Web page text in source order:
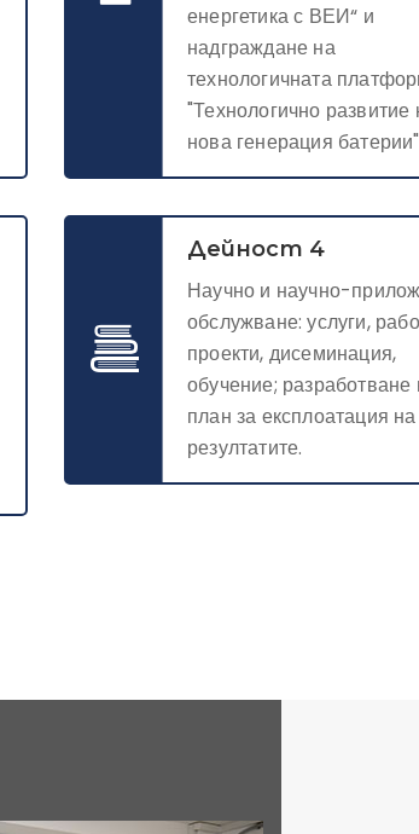
енергетика с ВЕИ“ и
надграждане на
технологичната
"Технологично развитие
нова генерация батерии"
Дейност 4
Научно и научно-
обслужване: услуги,
проекти, дисеминация,
обучение; разработване
план за експлоатация на
резултатите.